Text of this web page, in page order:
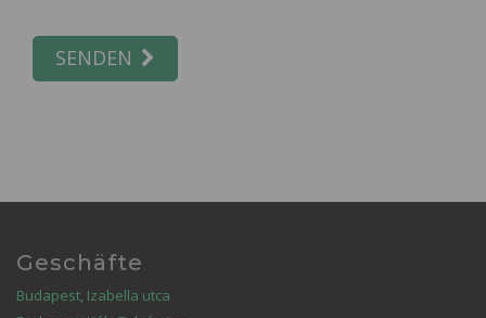
SENDEN
Geschäfte
Budapest, Izabella utca